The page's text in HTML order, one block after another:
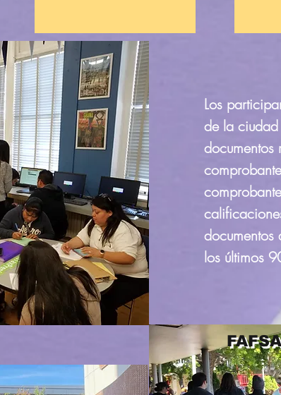
Los
de la ciudad
documentos
documentos
los últimos